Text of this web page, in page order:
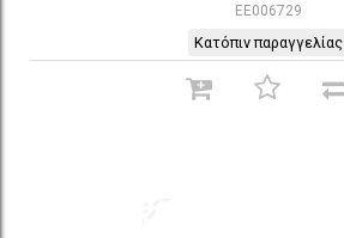
EE006729
Κατόπιν παραγγελίας